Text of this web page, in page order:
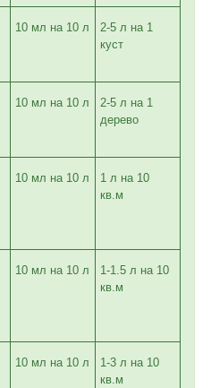
10 мл на 10 л
2-5 л на 1
куст
10 мл на 10 л
2-5 л на 1
дерево
10 мл на 10 л
1 л на 10
кв.м
10 мл на 10 л
1-1.5 л на 10
кв.м
10 мл на 10 л
1-3 л на 10
кв.м